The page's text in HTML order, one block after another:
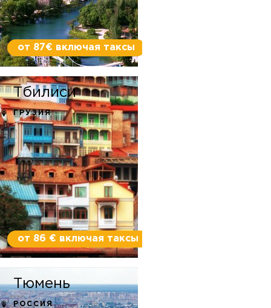
от 87€ включая таксы
Тбилиси
ГРУЗИЯ
от 86 € включая таксы
Тюмень
РОССИЯ